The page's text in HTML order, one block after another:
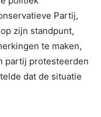
Partij,
zijn standpunt,
te maken,
partij protesteerden
dat de situatie